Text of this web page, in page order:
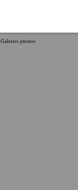
Galeries photos